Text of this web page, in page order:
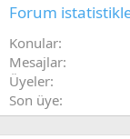
Forum
Konular
Mesajlar
Üyeler
Son üye